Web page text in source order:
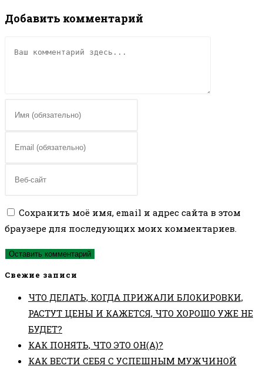
Добавить комментарий
или
пользователя,
прокомментировать
адрес,
прокомментировать
веб-
сайта
(необязательно)
Сохранить моё имя, email и адрес сайта в этом
браузере для последующих моих комментариев.
Свежие записи
ЧТО ДЕЛАТЬ, КОГДА ПРИЖАЛИ БЛОКИРОВКИ,
РАСТУТ ЦЕНЫ И КАЖЕТСЯ, ЧТО ХОРОШО УЖЕ НЕ
БУДЕТ?
КАК ПОНЯТЬ, ЧТО ЭТО ОН(А)?
КАК ВЕСТИ СЕБЯ С УСПЕШНЫМ МУЖЧИНОЙ